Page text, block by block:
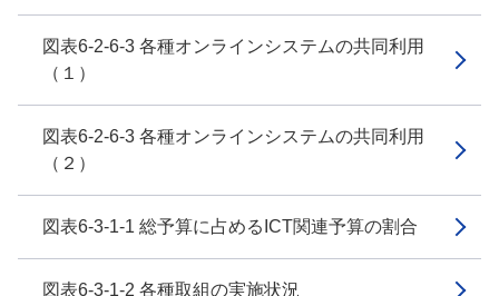
図表6-2-6-3 各種オンラインシステムの共同利用
（１）
図表6-2-6-3 各種オンラインシステムの共同利用
（２）
図表6-3-1-1 総予算に占めるICT関連予算の割合
図表6-3-1-2 各種取組の実施状況